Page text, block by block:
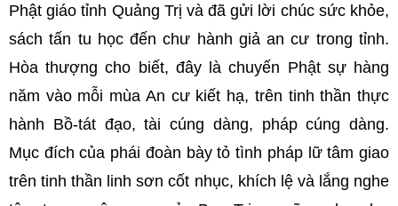
Phật giáo tỉnh Quảng Trị và đã gửi lời chúc sức khỏe,
sách tấn tu học đến chư hành giả an cư trong tỉnh.
Hòa thượng cho biết, đây là chuyến Phật sự hàng
năm vào mỗi mùa An cư kiết hạ, trên tinh thần thực
hành Bồ-tát đạo, tài cúng dàng, pháp cúng dàng.
Mục đích của phái đoàn bày tỏ tình pháp lữ tâm giao
trên tinh thần linh sơn cốt nhục, khích lệ và lắng nghe